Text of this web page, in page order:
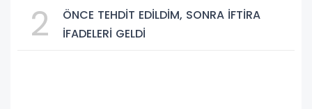
2
ÖNCE TEHDİT EDİLDİM, SONRA İFTİRA
İFADELERİ GELDİ